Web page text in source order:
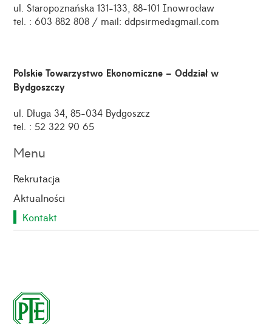
ul. Staropoznańska 131-133, 88-101 Inowrocław
tel. : 603 882 808 / mail: ddpsirmed@gmail.com
Polskie Towarzystwo Ekonomiczne – Oddział w
Bydgoszczy
ul. Długa 34, 85-034 Bydgoszcz
tel. : 52 322 90 65
Menu
Rekrutacja
Aktualności
Kontakt